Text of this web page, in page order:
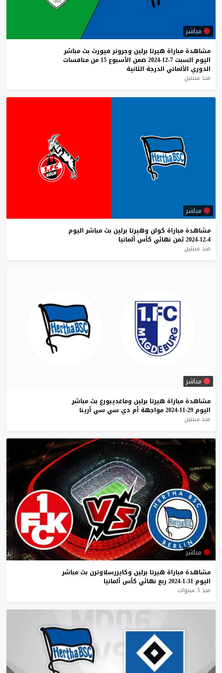
مباشر
مشاهدة مباراة هيرتا برلين وجروتر فيورث بث مباشر
اليوم السبت 7-12-2024 ضمن الأسبوع 15 من منافسات
الدوري الألماني الدرجة الثانية
منذ سنتين
مباشر
مشاهدة مباراة كولن وهيرتا برلين بث مباشر اليوم
4-12-2024
ثمن نهائي كأس ألمانيا
منذ سنتين
مباشر
مشاهدة مباراة هيرتا برلين وماغديبورغ بث مباشر
اليوم 29-11-2024 مواجهة أم دي سي سي أرينا
منذ سنتين
مباشر
مشاهدة مباراة هيرتا برلين وكايزرسلاوترن بث مباشر
اليوم 31-1-2024 ربع نهائي كأس ألمانيا
منذ 3 سنوات